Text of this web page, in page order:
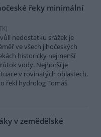
řeky minimální
)
nedostatku srážek je
ve všech jihočeských
historicky nejmenší
vody. Nejhorší je
v rovinatých oblastech,
řekl hydrolog Tomáš
v zemědělské